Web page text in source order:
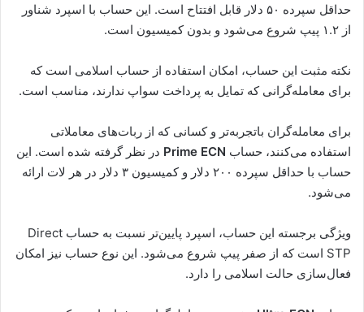
حداقل سپرده ۵۰ دلار قابل افتتاح است. این حساب با اسپرد شناور
از ۱.۲ پیپ شروع می‌شود و بدون کمیسیون است.
نکته مثبت این حساب، امکان استفاده از حساب اسلامی است که
برای معامله‌گرانی که تمایل به پرداخت سواپ ندارند، مناسب است.
برای معامله‌گران باتجربه‌تر و کسانی که از ربات‌های معاملاتی
استفاده می‌کنند، حساب Prime ECN در نظر گرفته شده است. این
حساب با حداقل سپرده ۲۰۰ دلار و کمیسیون ۳ دلار در هر لات ارائه
می‌شود.
ویژگی برجسته این حساب، اسپرد پایین‌تر نسبت به حساب Direct
STP است که از صفر پیپ شروع می‌شود. این نوع حساب نیز امکان
فعال‌سازی حالت اسلامی را دارد.